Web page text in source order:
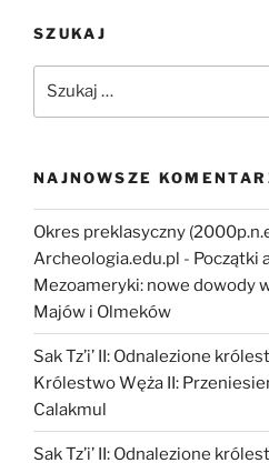
SZUKAJ
NAJNOWSZE
Okres preklasyczny
Archeologia.edu.pl - Początki
Mezoameryki: nowe dowody
Majów i Olmeków
Sak Tz’i’ II: Odnalezione
Królestwo Węża II:
Calakmul
Sak Tz’i’ II: Odnalezione